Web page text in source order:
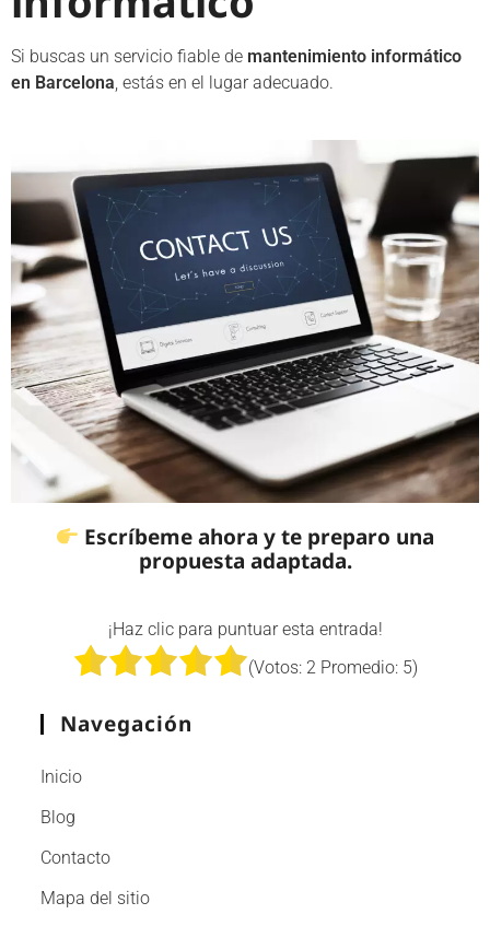
Si buscas un servicio fiable de mantenimiento informático
en Barcelona , estás en el lugar adecuado.
Escríbeme ahora y te preparo una
propuesta adaptada.
¡Haz clic para puntuar esta entrada!
(Votos: 2Promedio: 5)
Navegación
Inicio
Blog
Contacto
Mapa del sitio